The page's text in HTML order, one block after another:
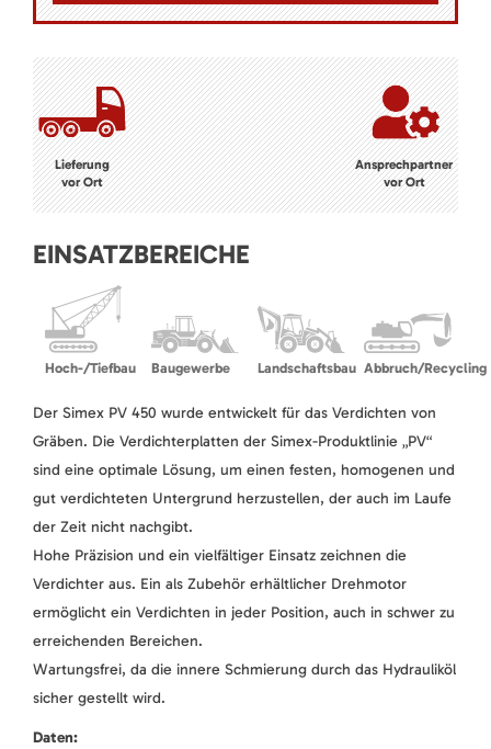
Lieferung
vor Ort
Ansprechpartner
vor Ort
EINSATZBEREICHE
Hoch-/Tiefbau Baugewerbe Landschaftsbau Abbruch/Recycling
Der Simex PV 450 wurde entwickelt für das Verdichten von
Gräben. Die Verdichterplatten der Simex-Produktlinie „PV“
sind eine optimale Lösung, um einen festen, homogenen und
gut verdichteten Untergrund herzustellen, der auch im Laufe
der Zeit nicht nachgibt.
Hohe Präzision und ein vielfältiger Einsatz zeichnen die
Verdichter aus. Ein als Zubehör erhältlicher Drehmotor
ermöglicht ein Verdichten in jeder Position, auch in schwer zu
erreichenden Bereichen.
Wartungsfrei, da die innere Schmierung durch das Hydrauliköl
sicher gestellt wird.
Daten: